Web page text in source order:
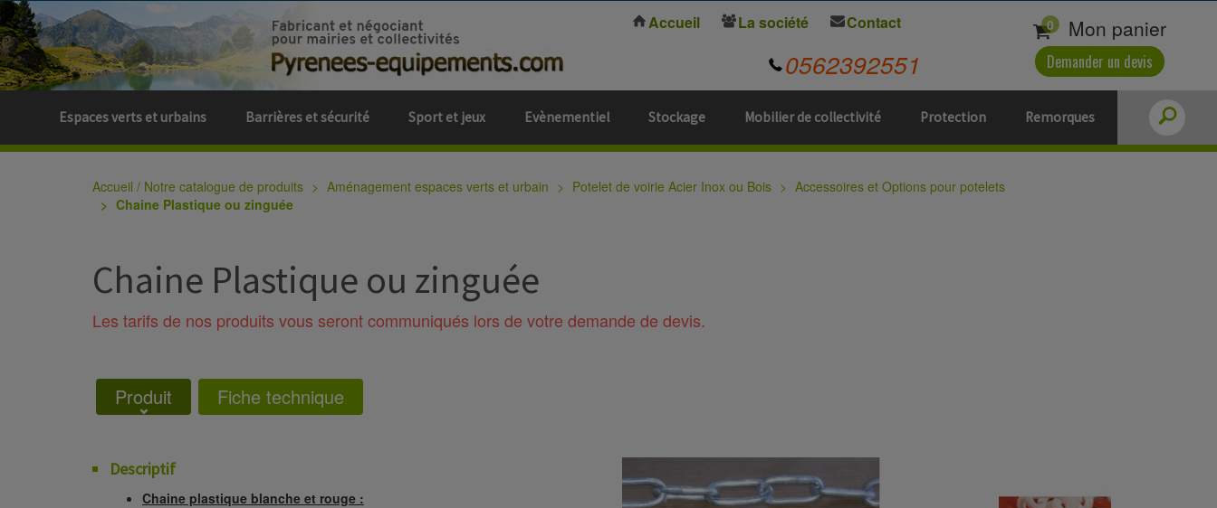
Espaces verts et urbains Barrières et sécurité Sport et jeux Evènementiel Stockage Mobilier de collectivité Protection Remorques
Accueil La société Contact
0562392551
0 Mon panier
Demander un devis
Accueil / Notre catalogue de produits Aménagement espaces verts et urbain Potelet de voirie Acier Inox ou Bois
Accessoires et Options pour potelets
Chaine Plastique ou zinguée
Chaine Plastique ou zinguée
Les tarifs de nos produits vous seront communiqués lors de votre demande de devis.
Produit Fiche technique
Descriptif
Chaine plastique blanche et rouge :